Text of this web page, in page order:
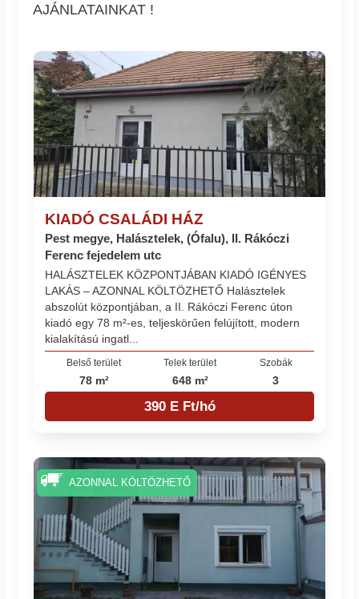
AJÁNLATAINKAT !
KIADÓ CSALÁDI HÁZ
Pest megye, Halásztelek, (Ófalu), II. Rákóczi
Ferenc fejedelem utc
HALÁSZTELEK KÖZPONTJÁBAN KIADÓ IGÉNYES
LAKÁS – AZONNAL KÖLTÖZHETŐ Halásztelek
abszolút központjában, a II. Rákóczi Ferenc úton
kiadó egy 78 m²-es, teljeskörűen felújított, modern
kialakítású ingatl...
Belső terület
78 m²
Telek terület
648 m²
Szobák
3
390 E Ft/hó
AZONNAL KÖLTÖZHETŐ